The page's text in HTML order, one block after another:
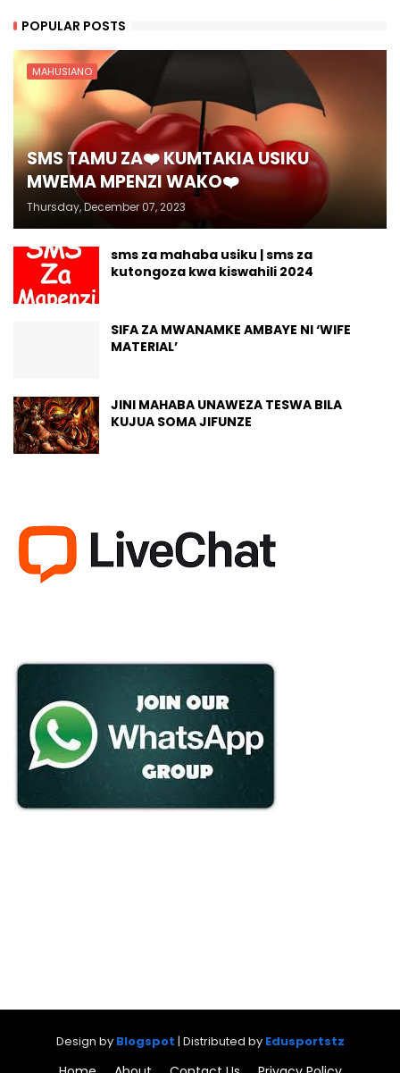
POPULAR POSTS
MAHUSIANO
SMS TAMU ZA❤️ KUMTAKIA USIKU
MWEMA MPENZI WAKO❤️
Thursday, December 07, 2023
sms za mahaba usiku | sms za
kutongoza kwa kiswahili 2024
SIFA ZA MWANAMKE AMBAYE NI ‘WIFE
MATERIAL’
JINI MAHABA UNAWEZA TESWA BILA
KUJUA SOMA JIFUNZE
Design by Blogspot | Distributed by Edusportstz